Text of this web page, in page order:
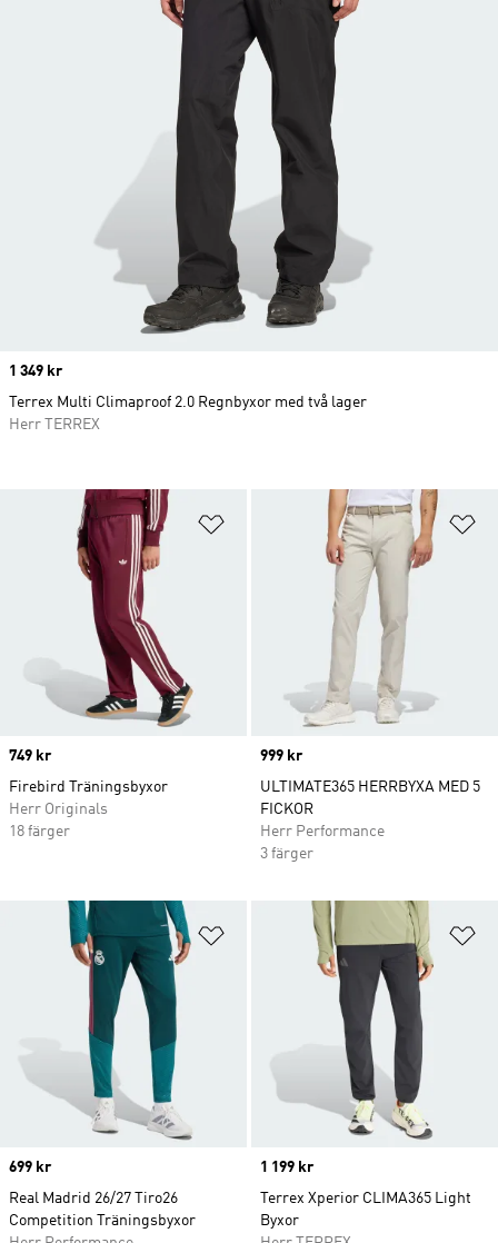
Lägg till på önskelistan
Price
749 kr
Firebird Träningsbyxor
Herr Originals
18 färger
Price
999 kr
ULTIMATE365 HERRBYXA MED 5
FICKOR
Herr Performance
3 färger
Lägg till på önskelistan
Price
699 kr
Real Madrid 26/27 Tiro26
Competition Träningsbyxor
Price
1 199 kr
Terrex Xperior CLIMA365 Light
Byxor
Price
1 349 kr
Terrex Multi Climaproof 2.0 Regnbyxor med två lager
Herr TERREX